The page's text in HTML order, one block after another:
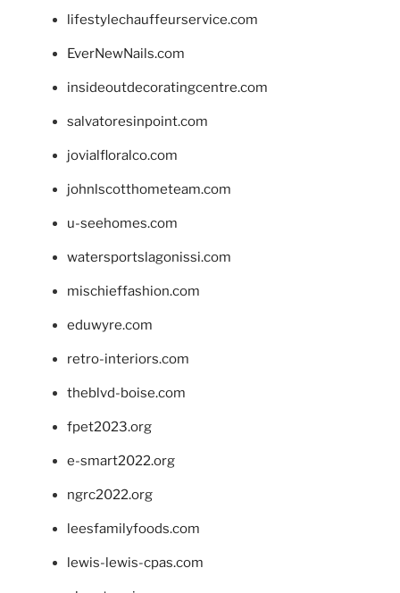
lifestylechauffeurservice.com
EverNewNails.com
insideoutdecoratingcentre.com
salvatoresinpoint.com
jovialfloralco.com
johnlscotthometeam.com
u-seehomes.com
watersportslagonissi.com
mischieffashion.com
eduwyre.com
retro-interiors.com
theblvd-boise.com
fpet2023.org
e-smart2022.org
ngrc2022.org
leesfamilyfoods.com
lewis-lewis-cpas.com